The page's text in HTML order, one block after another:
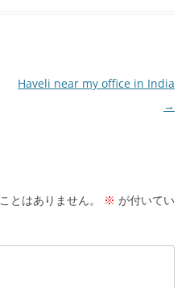
Haveli near my office in India
→
とはありません。 ※ が付いてい